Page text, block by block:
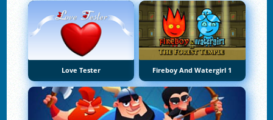
Love Tester Fireboy And Watergirl 1